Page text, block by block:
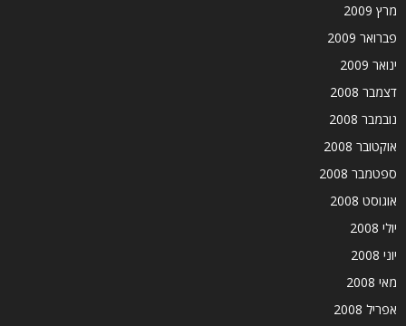
מרץ 2009
פברואר 2009
ינואר 2009
דצמבר 2008
נובמבר 2008
אוקטובר 2008
ספטמבר 2008
אוגוסט 2008
יולי 2008
יוני 2008
מאי 2008
אפריל 2008